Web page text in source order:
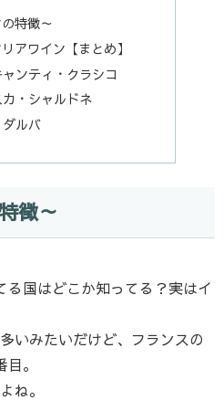
特徴～
アワイン【まとめ】
ンティ・クラシコ
・シャルドネ
ルバ
徴～
国はどこか知ってる？実はイ
いみたいだけど、フランスの
。
ね。